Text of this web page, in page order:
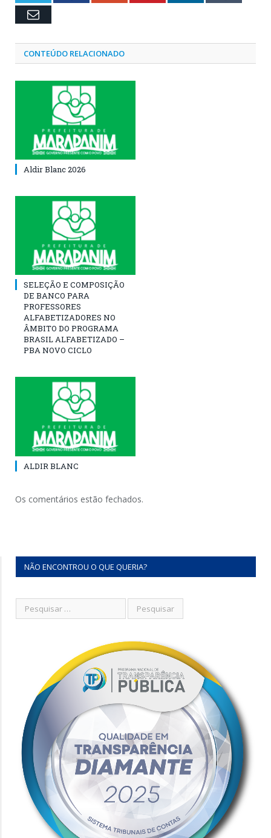
Email
CONTEÚDO RELACIONADO
Aldir Blanc 2026
SELEÇÃO E COMPOSIÇÃO
DE BANCO PARA
PROFESSORES
ALFABETIZADORES NO
ÂMBITO DO PROGRAMA
BRASIL ALFABETIZADO –
PBA NOVO CICLO
ALDIR BLANC
Os comentários estão fechados.
NÃO ENCONTROU O QUE QUERIA?